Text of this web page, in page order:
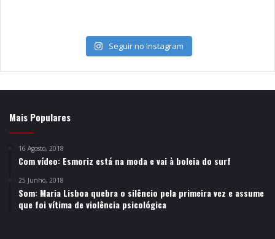
Seguir no Instagram
Mais Populares
16 Agosto, 2018
Com vídeo: Esmoriz está na moda e vai à boleia do surf
25 Junho, 2018
Som: Maria Lisboa quebra o silêncio pela primeira vez e assume
que foi vítima de violência psicológica